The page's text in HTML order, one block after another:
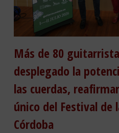
Más de 80
desplegado la
las cuerdas,
único del Festival de
Córdoba